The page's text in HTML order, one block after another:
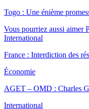
Togo : Une énième
Vous pourriez aussi aimer
International
France : Interdiction des
Économie
AGET – OMD : Charles
International